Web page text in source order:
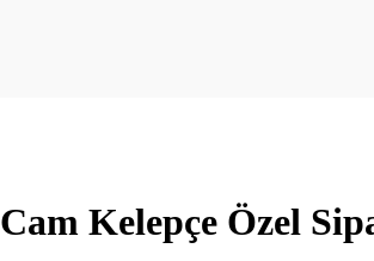
Cam Kelepçe Özel